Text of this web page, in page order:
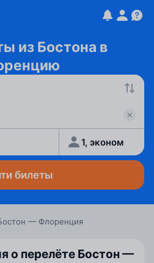
из Бостона в
1, эконом
билеты
— Флоренция
о перелёте Бостон —